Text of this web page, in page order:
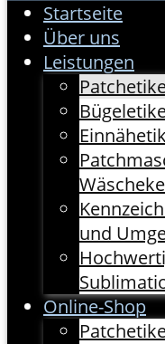
Startseite
Über uns
Leistungen
und
Online-Shop